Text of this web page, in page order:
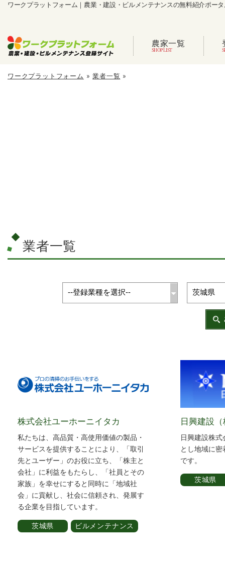
ワークプラットフォーム｜農業・建設・ビルメンテナンスの無料紹介ポー
農家一覧
ワークプラットフォーム »業者一覧 »
業者一覧
株式会社ユーホーニイタカ
私たちは、高品質・高使用価値の製品・
サービスを提供することにより、「取引
先とユーザー」のお役に立ち、「株主と
会社」に利益をもたらし、「社員とその
家族」を幸せにすると同時に「地域社
会」に貢献し、社会に信頼され、発展す
る企業を目指しています。
茨城県 ビルメンテナンス
日興建設
日興建設株
とし地域に
です。
茨城県